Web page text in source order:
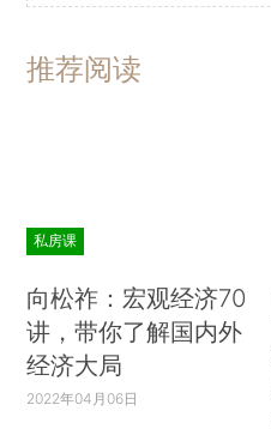
推荐阅读
私房课
向松祚：宏观经济70
讲，带你了解国内外
经济大局
2022年04月06日